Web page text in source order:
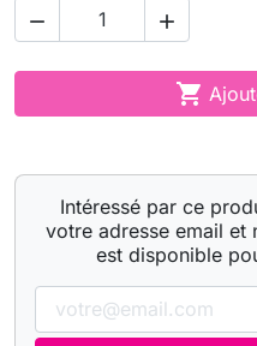
 

Intéressé par ce
votre adresse email et
est disponible